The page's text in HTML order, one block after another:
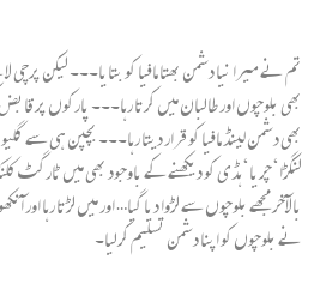
تم نے میرا نیا دشمن بھتا مافیا کو بتایا۔۔۔ لیکن
بھی بلوچوں اور طالبان میں کرتا رہا۔۔۔ پارکوں پر
بھی دشمن لینڈ مافیا کو قرار دیتا رہا۔۔۔ بچپن ہی سے
لنگڑا‘چریا‘ہڈی کو دیکھنے کے باوجود بھی میں ٹارگٹ
بالآخر مجھے بلوچوں سے لڑوا دیا گیا… اور میں لڑتا رہا
نے بلوچوں کو اپنا دشمن تسلیم کرلیا۔